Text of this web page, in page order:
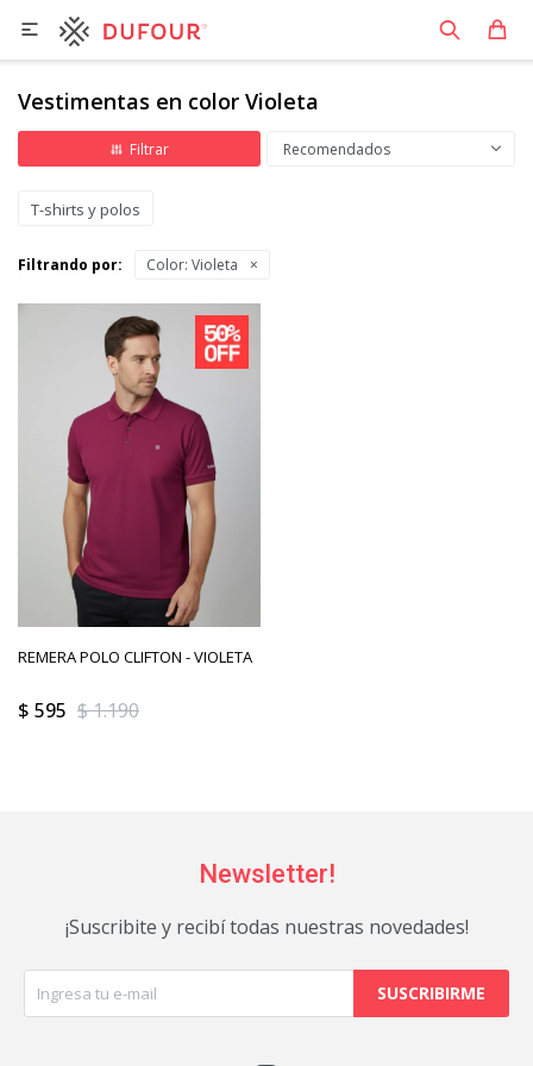

Vestimentas en color Violeta
Recomendados
T-shirts y polos
Filtrando por: Color: Violeta
REMERA POLO CLIFTON - VIOLETA
$ 595 $1.190
Newsletter!
¡Suscribite y recibí todas nuestras novedades!
SUSCRIBIRME